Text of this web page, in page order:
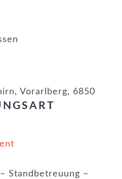
Vorarlberg, 6850
Standbetreuung –